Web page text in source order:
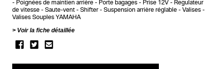
Poignées de maintien arrière
Porte bagages Prise 12V
Regulateur
de vitesse
Saute-vent Shifter Suspension arrière réglable
Valises
Valises Souples YAMAHA
Voir la fiche détaillée